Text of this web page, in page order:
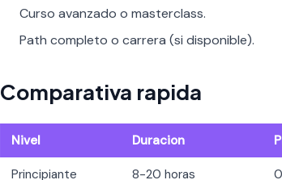
Curso avanzado o masterclass.
Path completo o carrera (si disponible).
Comparativa rapida
Nivel Duracion
Principiante 8-20 horas